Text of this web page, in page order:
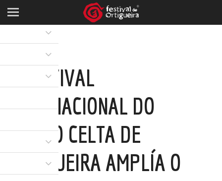
O FESTIVAL
INTERNACIONAL DO
MUNDO CELTA DE
ORTIGUEIRA AMPLÍA O